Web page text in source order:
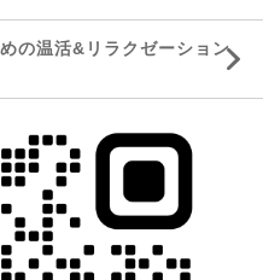
の温活&リラクゼーション